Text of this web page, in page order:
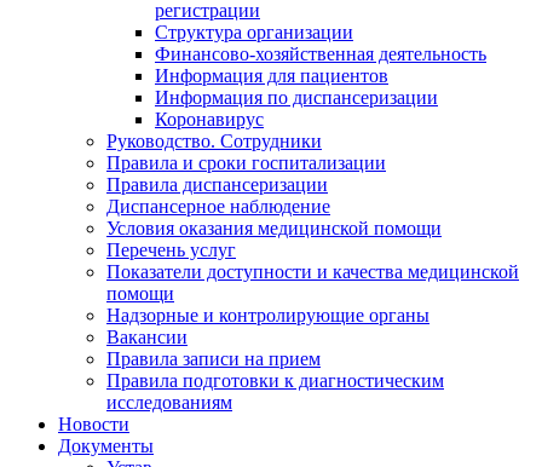
регистрации
Структура организации
Финансово-хозяйственная деятельность
Информация для пациентов
Информация по диспансеризации
Коронавирус
Руководство. Сотрудники
Правила и сроки госпитализации
Правила диспансеризации
Диспансерное наблюдение
Условия оказания медицинской помощи
Перечень услуг
Показатели доступности и качества медицинской
помощи
Надзорные и контролирующие органы
Вакансии
Правила записи на прием
Правила подготовки к диагностическим
исследованиям
Новости
Документы